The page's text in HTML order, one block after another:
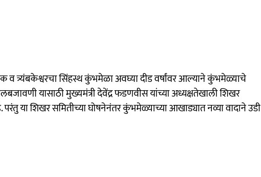
व त्र्यंबकेश्वरचा सिंहस्थ कुंभमेळा अवघ्या दीड वर्षांवर आल्याने कुंभमेळ्याचे
यासाठी मुख्यमंत्री देवेंद्र फडणवीस यांच्या अध्यक्षतेखाली शिखर
या शिखर समितीच्या घोषनेनंतर कुंभमेळ्याच्या आखाड्यात नव्या वादाने उडी